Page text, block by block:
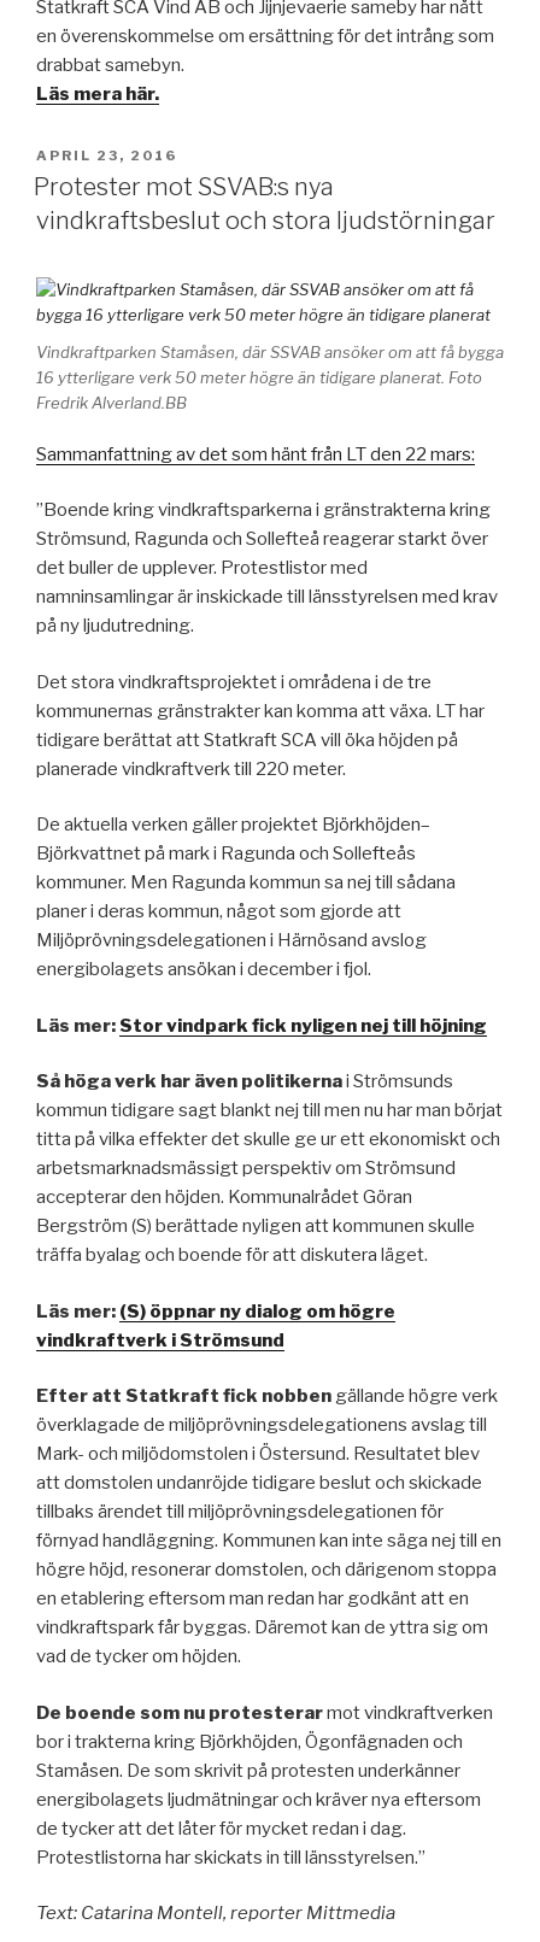
Statkraft SCA Vind AB och Jijnjevaerie sameby har nått
en överenskommelse om ersättning för det intrång som
drabbat samebyn.
Läs mera här.
PUBLICERAT
APRIL 23, 2016
Protester mot SSVAB:s nya
vindkraftsbeslut och stora ljudstörningar
Vindkraftparken Stamåsen, där SSVAB ansöker om att få bygga
16 ytterligare verk 50 meter högre än tidigare planerat. Foto
Fredrik Alverland.BB
Sammanfattning av det som hänt från LT den 22 mars:
”Boende kring vindkraftsparkerna i gränstrakterna kring
Strömsund, Ragunda och Sollefteå reagerar starkt över
det buller de upplever. Protestlistor med
namninsamlingar är inskickade till länsstyrelsen med krav
på ny ljudutredning.
Det stora vindkraftsprojektet i områdena i de tre
kommunernas gränstrakter kan komma att växa. LT har
tidigare berättat att Statkraft SCA vill öka höjden på
planerade vindkraftverk till 220 meter.
De aktuella verken gäller projektet Björkhöjden–
Björkvattnet på mark i Ragunda och Sollefteås
kommuner. Men Ragunda kommun sa nej till sådana
planer i deras kommun, något som gjorde att
Miljöprövningsdelegationen i Härnösand avslog
energibolagets ansökan i december i fjol.
Läs mer: Stor vindpark fick nyligen nej till höjning
Så höga verk har även politikernai Strömsunds
kommun tidigare sagt blankt nej till men nu har man börjat
titta på vilka effekter det skulle ge ur ett ekonomiskt och
arbetsmarknadsmässigt perspektiv om Strömsund
accepterar den höjden. Kommunalrådet Göran
Bergström (S) berättade nyligen att kommunen skulle
träffa byalag och boende för att diskutera läget.
Läs mer: (S) öppnar ny dialog om högre
vindkraftverk i Strömsund
Efter att Statkraft fick nobben gällande högre verk
överklagade de miljöprövningsdelegationens avslag till
Mark- och miljödomstolen i Östersund. Resultatet blev
att domstolen undanröjde tidigare beslut och skickade
tillbaks ärendet till miljöprövningsdelegationen för
förnyad handläggning. Kommunen kan inte säga nej till en
högre höjd, resonerar domstolen, och därigenom stoppa
en etablering eftersom man redan har godkänt att en
vindkraftspark får byggas. Däremot kan de yttra sig om
vad de tycker om höjden.
De boende som nu protesterarmot vindkraftverken
bor i trakterna kring Björkhöjden, Ögonfägnaden och
Stamåsen. De som skrivit på protesten underkänner
energibolagets ljudmätningar och kräver nya eftersom
de tycker att det låter för mycket redan i dag.
Protestlistorna har skickats in till länsstyrelsen.”
Text: Catarina Montell, reporter Mittmedia